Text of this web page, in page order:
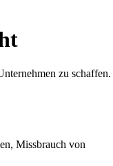
zu schaffen.
Missbrauch von